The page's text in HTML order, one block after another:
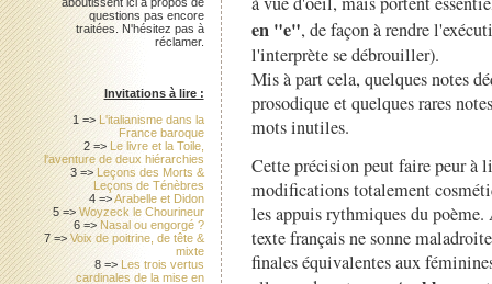
en "e", de façon à rendre
l'interprète se débrouiller).
Mis à part cela, quelques notes
prosodique et quelques rares
mots inutiles.
Cette précision peut faire peur à
modifications totalement
les appuis rythmiques du
texte français ne sonne
finales équivalentes aux
questions pas encore
traitées. N'hésitez pas à
réclamer.
Invitations à lire :
1 => L'italianisme dans la
France baroque
2 => Le livre et la Toile,
l'aventure de deux hiérarchies
3 => Leçons des Morts &
Leçons de Ténèbres
4 =>Arabelle et Didon
5 =>Woyzeck le Chourineur
6 => Nasal ou engorgé ?
7 =>Voix de poitrine, de tête &
mixte
8 => Les trois vertus
cardinales de la mise en